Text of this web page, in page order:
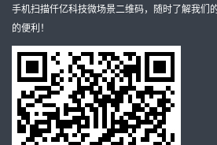
手机扫描仟亿科技微场景二维码，随时了解我们
的便利！